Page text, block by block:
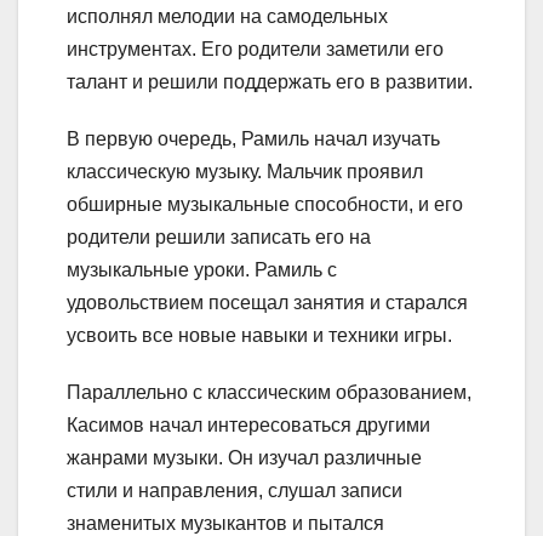
исполнял мелодии на самодельных
инструментах. Его родители заметили его
талант и решили поддержать его в развитии.
В первую очередь, Рамиль начал изучать
классическую музыку. Мальчик проявил
обширные музыкальные способности, и его
родители решили записать его на
музыкальные уроки. Рамиль с
удовольствием посещал занятия и старался
усвоить все новые навыки и техники игры.
Параллельно с классическим образованием,
Касимов начал интересоваться другими
жанрами музыки. Он изучал различные
стили и направления, слушал записи
знаменитых музыкантов и пытался